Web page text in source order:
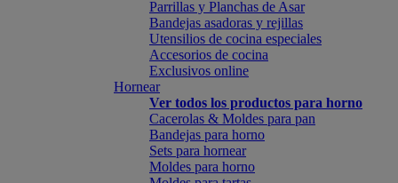
Parrillas y Planchas de Asar
Bandejas asadoras y rejillas
Utensilios de cocina especiales
Accesorios de cocina
Exclusivos online
Hornear
Ver todos los productos para horno
Cacerolas & Moldes para pan
Bandejas para horno
Sets para hornear
Moldes para horno